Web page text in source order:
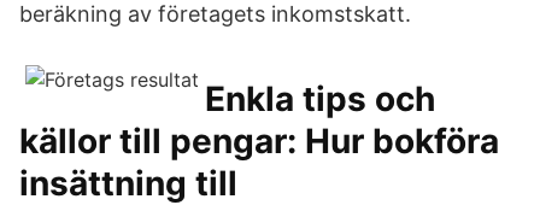
beräkning av företagets inkomstskatt.
Enkla tips och
källor till pengar: Hur bokföra
insättning till